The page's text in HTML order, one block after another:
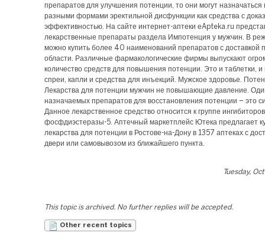
препаратов для улучшения потенции, то они могут назначаться
разными формами эректильной дисфункции как средства с
эффективностью. На сайте интернет-аптеки еApteka.ru
лекарственные препараты раздела Импотенция у мужчин. В
можно купить более 40 наименований препаратов с доставкой
области. Различные фармакологические фирмы выпускают
количество средств для повышения потенции. Это и таблетки, и
спреи, капли и средства для инъекций. Мужское здоровье.
Лекарства для потенции мужчин не повышающие давление.
назначаемых препаратов для восстановления потенции – это
Данное лекарственное средство относится к группе ингибиторов
фосфдиэстеразы-5. Аптечный маркетплейс Ютека предлагает
лекарства для потенции в Ростове-на-Дону в 1357 аптеках с
двери или самовывозом из ближайшего пункта.
Tuesday,
This topic is archived. No further replies will be accepted.
Other recent topics